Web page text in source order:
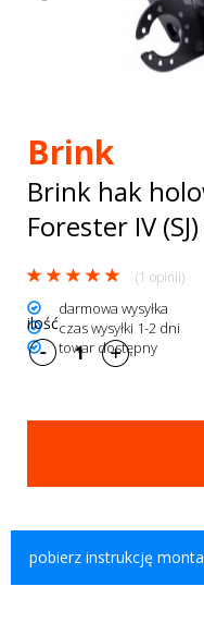
AKCESORIA
SPORTOWE
Przyczepy
samochodowe
Brink
Brink hak
Forester IV
(1 opinii)
darmowa wysyłka
czas wysyłki 1-2 dni
towar dostępny
ilość
pobierz instrukcję